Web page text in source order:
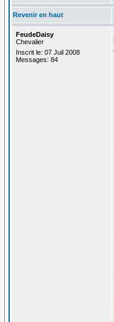
Revenir en haut
FeudeDaisy
Chevalier
Inscrit le: 07 Juil 2008
Messages: 84